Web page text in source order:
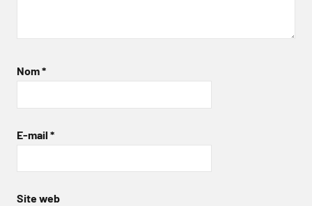
Nom*
E-mail *
Site web